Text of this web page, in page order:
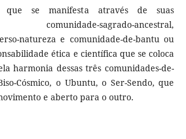
que se manifesta através de suas
comunidade-sagrado-ancestral,
natureza e comunidade-de-bantu ou
ética e científica que se coloca
harmonia dessas três comunidades-de-
Cósmico, o Ubuntu, o Ser-Sendo, que
e aberto para o outro.